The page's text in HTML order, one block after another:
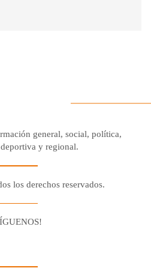
general, social, política,
y regional.
los derechos reservados.